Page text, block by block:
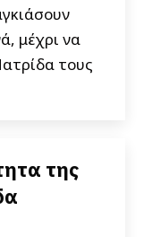
μέχρι να
τους
της